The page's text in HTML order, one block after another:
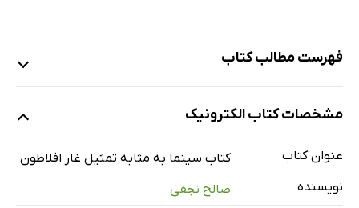
فهرست مطالب کتاب
2: سینما به‌مثابه‌ی تمثیلِ غار افلاطون
مشخصات کتاب الکترونیک
عنوان کتاب
کتاب سینما به مثابه تمثیل غار افلاطون
نویسنده
صالح نجفی